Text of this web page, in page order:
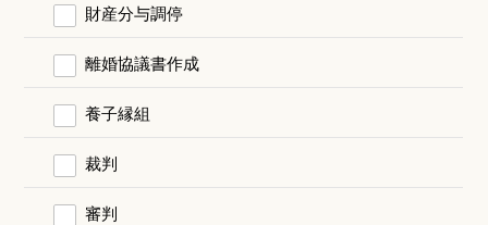
財産分与調停
離婚協議書作成
養子縁組
裁判
審判